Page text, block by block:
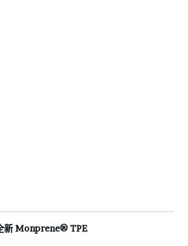
新 Monprene® TPE